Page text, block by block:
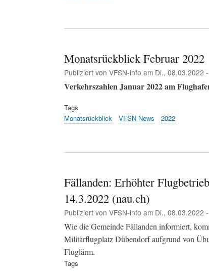
Monatsrückblick Februar 2022
Publiziert von VFSN-info am Di., 08.03.2022
Verkehrszahlen Januar 2022 am
Tags
Monatsrückblick
VFSN News 2022
Fällanden: Erhöhter
14.3.2022 (nau.ch)
Publiziert von VFSN-info am Di., 08.03.2022
Wie die Gemeinde Fällanden informiert,
Militärflugplatz Dübendorf aufgrund von
Fluglärm.
Tags